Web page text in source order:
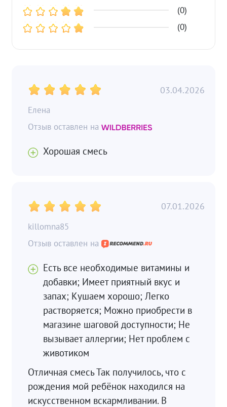
(0)
(0)
Елена
03.04.2026
Хорошая смесь
killomna85
07.01.2026
Есть все необходимые витамины и
добавки; Имеет приятный вкус и
запах; Кушаем хорошо; Легко
растворяется; Можно приобрести в
магазине шаговой доступности; Не
вызывает аллергии; Нет проблем с
животиком
Отличная смесь Так получилось, что с
рождения мой ребёнок находился на
искусственном вскармливании. В